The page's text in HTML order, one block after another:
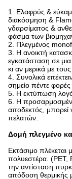
1. Ελαφρύς &
διακόσμηση &
γδαρσίματος &
φάσμα των
2. Πλεγμένος
3. Η ανοικτή
εγκατάσταση σε
κι αν μερικά με
4. Συνολικά
σημείο πέντε
5. Η εκτύπωση
6. Η
αποδεκτός, μπορεί
πελατών.
Δομή πλεγμένο
Εκτάσιμο πλέκεται
πολυεστέρα. (PET,
την αντίσταση
απόδοση θερμικής